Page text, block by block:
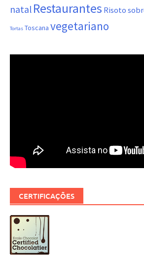
natal Restaurantes Risoto
Tortas Toscana vegetariano
CERTIFICAÇÕES